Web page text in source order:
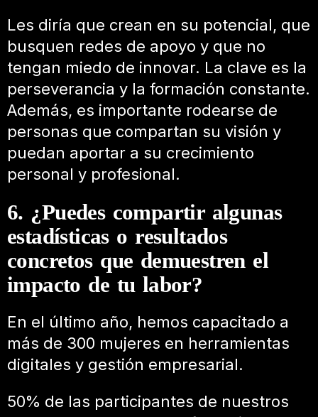
Les diría que crean en su potencial, que
busquen redes de apoyo y que no
tengan miedo de innovar. La clave es la
perseverancia y la formación constante.
Además, es importante rodearse de
personas que compartan su visión y
puedan aportar a su crecimiento
personal y profesional.
6. ¿Puedes compartir algunas
estadísticas o resultados
concretos que demuestren el
impacto de tu labor?
En el último año, hemos capacitado a
más de 300 mujeres en herramientas
digitales y gestión empresarial.
50% de las participantes de nuestros